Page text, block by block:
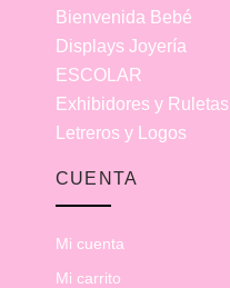
Bienvenida Bebé
Displays Joyería
ESCOLAR
Exhibidores y Ruletas
Letreros y Logos
CUENTA
Mi cuenta
Mi carrito